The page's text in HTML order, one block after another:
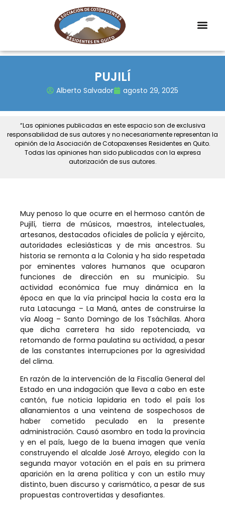
PUJILÍ
Alberto Salvador agosto 29, 2025
“Las opiniones publicadas en este espacio son de exclusiva
responsabilidad de sus autores y no necesariamente representan la
opinión de la Asociación de Cotopaxenses Residentes en Quito.
Todas las opiniones han sido publicadas con la expresa
autorización de sus autores.
Muy penoso lo que ocurre en el hermoso cantón de
Pujilí, tierra de músicos, maestros, intelectuales,
artesanos, destacados oficiales de policía y ejército,
autoridades eclesiásticas y de mis ancestros. Su
historia se remonta a la Colonia y ha sido respetada
por eminentes valores humanos que ocuparon
funciones de dirección en su municipio. Su
actividad económica fue muy dinámica en la
época en que la vía principal hacia la costa era la
ruta Latacunga – La Maná, antes de construirse la
vía Aloag – Santo Domingo de los Tsáchilas. Ahora
que dicha carretera ha sido repotenciada, va
retomando de forma paulatina su actividad, a pesar
de las constantes interrupciones por la agresividad
del clima.
En razón de la intervención de la Fiscalía General del
Estado en una indagación que lleva a cabo en este
cantón, fue noticia lapidaria en todo el país los
allanamientos a una veintena de sospechosos de
haber cometido peculado en la presente
administración. Causó asombro en toda la provincia
y en el país, luego de la buena imagen que venía
construyendo el alcalde José Arroyo, elegido con la
segunda mayor votación en el país en su primera
aparición en la arena política y con un estilo muy
distinto, buen discurso y carismático, a pesar de sus
propuestas controvertidas y desafiantes.